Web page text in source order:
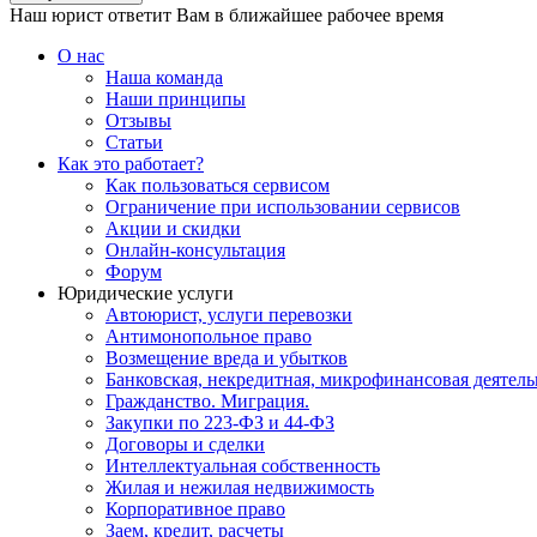
Наш юрист ответит Вам в ближайшее рабочее время
О нас
Наша команда
Наши принципы
Отзывы
Статьи
Как это работает?
Как пользоваться сервисом
Ограничение при использовании сервисов
Акции и скидки
Онлайн-консультация
Форум
Юридические услуги
Автоюрист, услуги перевозки
Антимонопольное право
Возмещение вреда и убытков
Банковская, некредитная, микрофинансовая
Гражданство. Миграция.
Закупки по 223-ФЗ и 44-ФЗ
Договоры и сделки
Интеллектуальная собственность
Жилая и нежилая недвижимость
Корпоративное право
Заем, кредит, расчеты